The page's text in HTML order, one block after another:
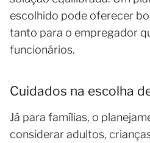
escolhido pode oferecer
tanto para o empregador
funcionários.
Cuidados na escolha
Já para famílias, o
considerar adultos,